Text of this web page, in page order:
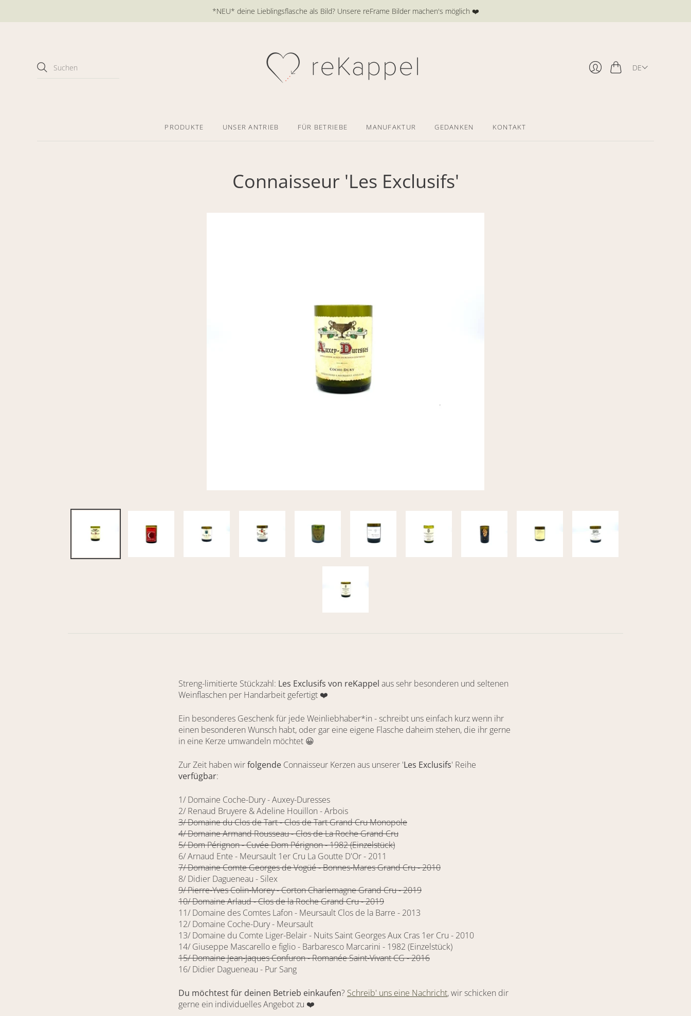
*NEU* deine Lieblingsflasche als Bild? Unsere reFrame Bilder machen's möglich ❤️
DE
PRODUKTE UNSER ANTRIEB FÜR BETRIEBE MANUFAKTUR GEDANKEN KONTAKT
Connaisseur 'Les Exclusifs'
Streng-limitierte Stückzahl: Les Exclusifs von reKappel aus sehr besonderen und seltenen
Weinflaschen per Handarbeit gefertigt ❤️
Ein besonderes Geschenk für jede Weinliebhaber*in - schreibt uns einfach kurz wenn ihr
einen besonderen Wunsch habt, oder gar eine eigene Flasche daheim stehen, die ihr gerne
in eine Kerze umwandeln möchtet 😀
Zur Zeit haben wirfolgende Connaisseur Kerzen aus unserer 'Les Exclusifs' Reihe
verfügbar:
1/ Domaine Coche-Dury - Auxey-Duresses
2/ Renaud Bruyere & Adeline Houillon - Arbois
3/ Domaine du Clos de Tart - Clos de Tart Grand Cru Monopole
4/ Domaine Armand Rousseau - Clos de La Roche Grand Cru
5/ Dom Pérignon - Cuvée Dom Pérignon - 1982 (Einzelstück)
6/ Arnaud Ente - Meursault 1er Cru La Goutte D'Or - 2011
7/ Domaine Comte Georges de Vogüé - Bonnes-Mares Grand Cru - 2010
8/ Didier Dagueneau - Silex
9/ Pierre-Yves Colin-Morey - Corton Charlemagne Grand Cru - 2019
10/ Domaine Arlaud - Clos de la Roche Grand Cru - 2019
11/ Domaine des Comtes Lafon - Meursault Clos de la Barre - 2013
12/ Domaine Coche-Dury - Meursault
13/ Domaine du Comte Liger-Belair - Nuits Saint Georges Aux Cras 1er Cru - 2010
14/ Giuseppe Mascarello e figlio - Barbaresco Marcarini - 1982 (Einzelstück)
15/ Domaine Jean-Jaques Confuron - Romanée Saint-Vivant CG - 2016
16/ Didier Dagueneau - Pur Sang
Du möchtest für deinen Betrieb einkaufen? Schreib' uns eine Nachricht, wir schicken dir
gerne ein individuelles Angebot zu ❤️